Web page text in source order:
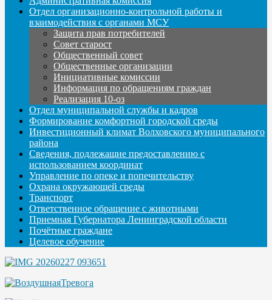
Отдел организационно-контрольной работы и
взаимодействия с органами МСУ
Защита прав потребителей
Совет старост
Общественный совет
Общественные организации
Инициативные комиссии
Информация по обращениям граждан
Реализация 10-оз
Отдел муниципальной службы и кадров
Формирование комфортной городской среды
Инвестиционный климат Волховского муниципального
района
Сведения, подлежащие предоставлению с
использованием координат
Управление по опеке и попечительству
Охрана окружающей среды
Транспорт
Ответственное обращение с животными
Приемная Губернатора Ленинградской области
Почётные граждане
Целевое обучение